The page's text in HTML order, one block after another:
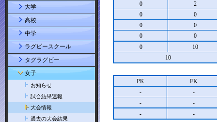
0
2
0
0
0
0
0
0
0
10
10
PK
FK
-
-
-
-
-
-
大学
高校
中学
ラグビースクール
タグラグビー
女子
お知らせ
試合結果速報
大会情報
過去の大会結果